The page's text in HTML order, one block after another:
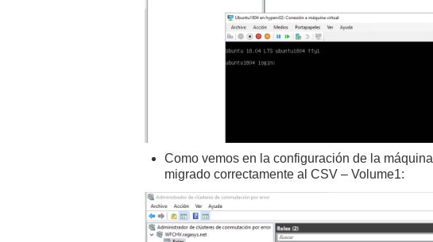
Como vemos en la configuración de la
migrado correctamente al CSV – Volume1: